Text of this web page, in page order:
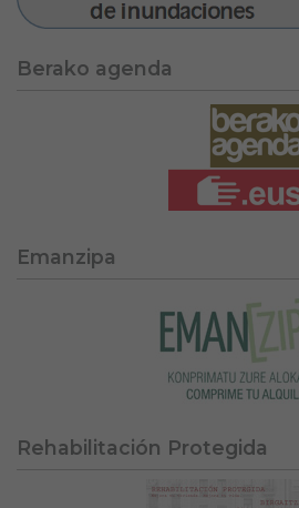
Berako agenda
Emanzipa
Rehabilitación Protegida